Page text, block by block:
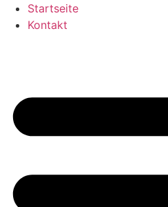
Startseite
Kontakt